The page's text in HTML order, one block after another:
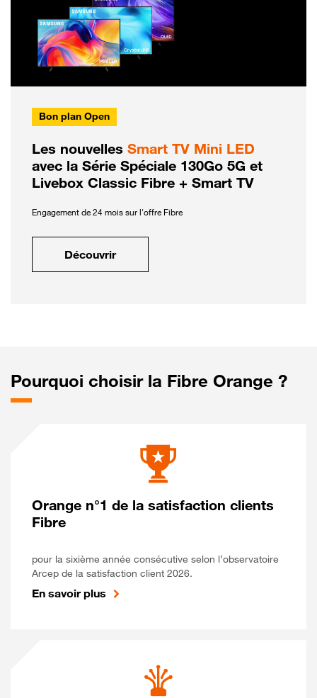
Bon plan Open
Les nouvelles Smart TV Mini LED
avec la Série Spéciale 130Go 5G et
Livebox Classic Fibre + Smart TV
Engagement de 24 mois sur l'offre Fibre
Découvrir
Pourquoi choisir la Fibre Orange ?
Orange n°1 de la satisfaction clients
Fibre
pour la sixième année consécutive selon l’observatoire
Arcep de la satisfaction client 2026.
En savoir plus